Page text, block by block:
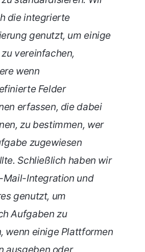
die integrierte
genutzt, um einige
vereinfachen,
wenn
Felder
erfassen, die dabei
zu bestimmen, wer
zugewiesen
Schließlich haben wir
Mail-Integration und
genutzt, um
Aufgaben zu
wenn einige Plattformen